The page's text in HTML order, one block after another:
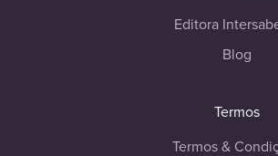
Editora
Blog
Termos
Termos &